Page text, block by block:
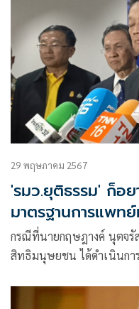
29 พฤษภาคม 2567
'รมว.ยุติธรรม' ก็อ
มาตรฐานการแพท
ชีวิต
กรณีที่นายกฤษฎางค์ นุตจ
สิทธิมนุษยชน ได้ดำเนินกา